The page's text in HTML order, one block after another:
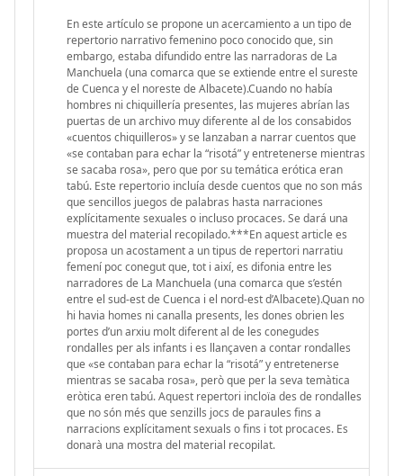
En este artículo se propone un acercamiento a un tipo de
repertorio narrativo femenino poco conocido que, sin
embargo, estaba difundido entre las narradoras de La
Manchuela (una comarca que se extiende entre el sureste
de Cuenca y el noreste de Albacete).Cuando no había
hombres ni chiquillería presentes, las mujeres abrían las
puertas de un archivo muy diferente al de los consabidos
«cuentos chiquilleros» y se lanzaban a narrar cuentos que
«se contaban para echar la “risotá” y entretenerse mientras
se sacaba rosa», pero que por su temática erótica eran
tabú. Este repertorio incluía desde cuentos que no son más
que sencillos juegos de palabras hasta narraciones
explícitamente sexuales o incluso procaces. Se dará una
muestra del material recopilado.***En aquest article es
proposa un acostament a un tipus de repertori narratiu
femení poc conegut que, tot i així, es difonia entre les
narradores de La Manchuela (una comarca que s’estén
entre el sud-est de Cuenca i el nord-est d’Albacete).Quan no
hi havia homes ni canalla presents, les dones obrien les
portes d’un arxiu molt diferent al de les conegudes
rondalles per als infants i es llançaven a contar rondalles
que «se contaban para echar la “risotá” y entretenerse
mientras se sacaba rosa», però que per la seva temàtica
eròtica eren tabú. Aquest repertori incloïa des de rondalles
que no són més que senzills jocs de paraules fins a
narracions explícitament sexuals o fins i tot procaces. Es
donarà una mostra del material recopilat.